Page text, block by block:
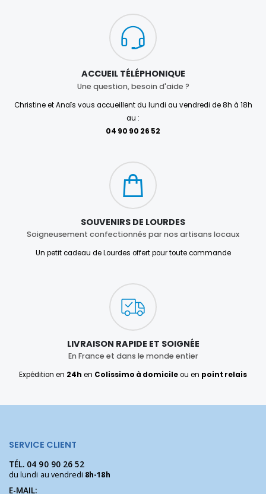
ACCUEIL TÉLÉPHONIQUE
Une question, besoin d'aide ?
Christine et Anaïs vous accueillent du lundi au vendredi de 8h à 18h
au :
04 90 90 26 52
SOUVENIRS DE LOURDES
Soigneusement confectionnés par nos artisans locaux
Un petit cadeau de Lourdes offert pour toute commande
LIVRAISON RAPIDE ET SOIGNÉE
En France et dans le monde entier
Expédition en 24h en Colissimo à domicileou en point relais
SERVICE CLIENT
TÉL. 04 90 90 26 52
du lundi au vendredi 8h-18h
E-MAIL: